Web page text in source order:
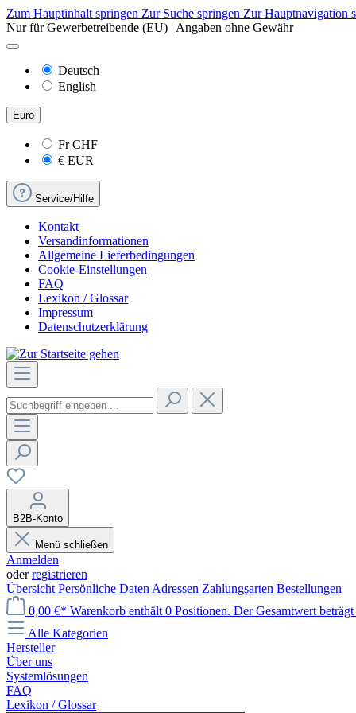
Zum Hauptinhalt springen Zur Suche springen Zur Hauptnavigation
Nur für Gewerbetreibende (EU) | Angaben ohne Gewähr
Deutsch
English
Euro
FrCHF
€ EUR
Service/Hilfe
Kontakt
Versandinformationen
Allgemeine Lieferbedingungen
Cookie-Einstellungen
FAQ
Lexikon / Glossar
Impressum
Datenschutzerklärung
B2B-Konto
Menü schließen
Anmelden
oderregistrieren
Übersicht Persönliche Daten Adressen Zahlungsarten Bestellungen
0,00 €* Warenkorb enthält 0 Positionen. Der Gesamtwert
Alle Kategorien
Hersteller
Über uns
Systemlösungen
FAQ
Lexikon / Glossar